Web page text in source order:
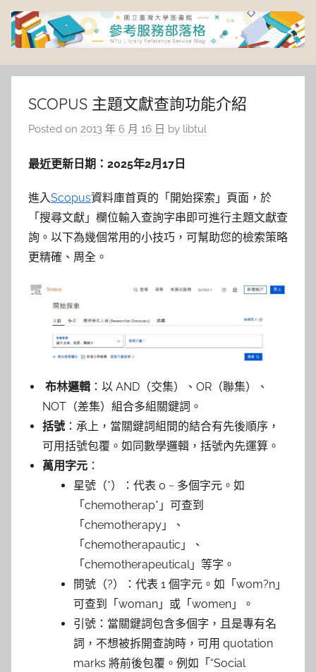
Skip
content
臺
灣
大
學
圖
書
館
服
務
部
SCOPUS 主題文獻查詢功能介紹
Posted on 2013 年 6 月 16 日 by libtul
最近更新日期：2025年2月17日
進入Scopus資料庫首頁的「開始探索」頁面，於
「搜尋文獻」欄位輸入查詢字串即可進行主題文獻查
詢。以下為幾個常用的小技巧，可幫助您的檢索策略
更精確、周全。
布林邏輯 ：以 AND（交集）、OR（聯集）、
NOT（差集）組合多組關鍵詞。
括號 ：承上，當關鍵詞組間的結合有先後順序，
可用括號包覆。如同數學邏輯，括號內先運算。
萬用字元 ：
星號（*）：代表 0 ~ 多個字元。如
「chemotherap*」可查到
「chemotherapy」、
「chemotherapautic」、
「chemotherapeutical」等字。
問號（?）：代表 1 個字元。如「wom?n」
可查到「woman」或「women」。
引號：當關鍵詞包含多個字，且是專有名
詞，不想被拆開查詢時，可用 quotation
marks 將前後包覆。例如「“Social